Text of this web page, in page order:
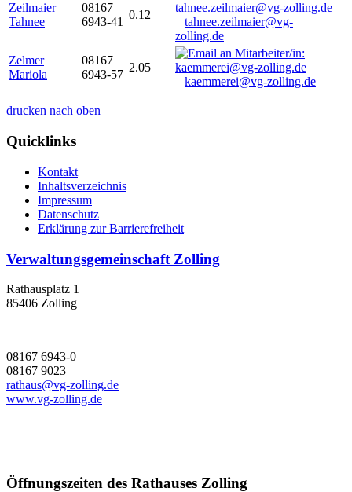
Zeilmaier
Tahnee
08167
6943-41
0.12
tahnee.zeilmaier@vg-
zolling.de
Zelmer
Mariola
08167
6943-57
2.05
kaemmerei@vg-zolling.de
drucken nach oben
Quicklinks
Kontakt
Inhaltsverzeichnis
Impressum
Datenschutz
Erklärung zur Barrierefreiheit
Verwaltungsgemeinschaft Zolling
Rathausplatz 1
85406 Zolling
08167 6943-0
08167 9023
rathaus@vg-zolling.de
www.vg-zolling.de
Öffnungszeiten des Rathauses Zolling